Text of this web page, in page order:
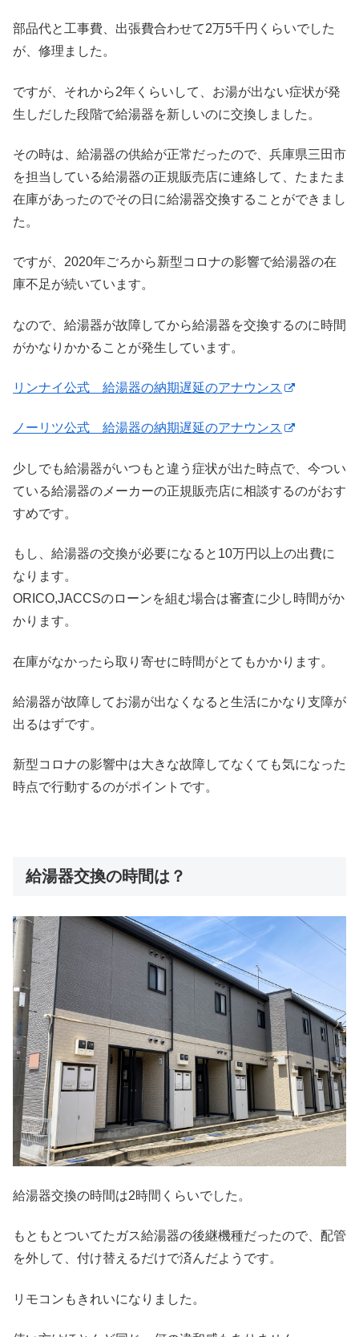
部品代と工事費、出張費合わせて2万5千円くらいでした
が、修理ました。
ですが、それから2年くらいして、お湯が出ない症状が発
生しだした段階で給湯器を新しいのに交換しました。
その時は、給湯器の供給が正常だったので、兵庫県三田市
を担当している給湯器の正規販売店に連絡して、たまたま
在庫があったのでその日に給湯器交換することができまし
た。
ですが、2020年ごろから新型コロナの影響で給湯器の在
庫不足が続いています。
なので、給湯器が故障してから給湯器を交換するのに時間
がかなりかかることが発生しています。
リンナイ公式 給湯器の納期遅延のアナウンス
ノーリツ公式 給湯器の納期遅延のアナウンス
少しでも給湯器がいつもと違う症状が出た時点で、今つい
ている給湯器のメーカーの正規販売店に相談するのがおす
すめです。
もし、給湯器の交換が必要になると10万円以上の出費に
なります。
ORICO,JACCSのローンを組む場合は審査に少し時間がか
かります。
在庫がなかったら取り寄せに時間がとてもかかります。
給湯器が故障してお湯が出なくなると生活にかなり支障が
出るはずです。
新型コロナの影響中は大きな故障してなくても気になった
時点で行動するのがポイントです。
給湯器交換の時間は？
給湯器交換の時間は2時間くらいでした。
もともとついてたガス給湯器の後継機種だったので、配管
を外して、付け替えるだけで済んだようです。
リモコンもきれいになりました。